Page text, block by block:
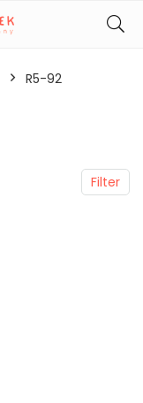
‎R5-92
Filter